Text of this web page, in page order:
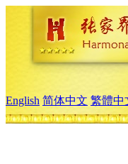
English 简体中文 繁體中